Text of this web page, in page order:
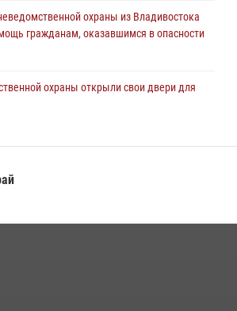
охраны из Владивостока
гражданам, оказавшимся в опасности
охраны открыли свои двери для
округа Росгвардии